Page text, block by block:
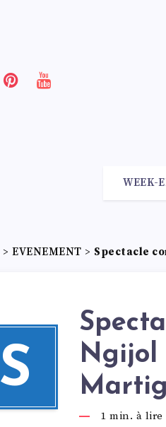
WEEK-
> EVENEMENT > Spectacle
S
Ngijol
1 min. à lire